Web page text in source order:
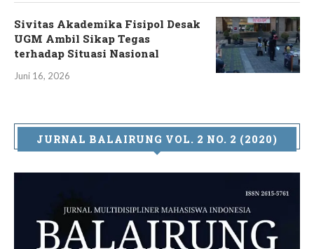
Sivitas Akademika Fisipol Desak
UGM Ambil Sikap Tegas
terhadap Situasi Nasional
Juni 16, 2026
JURNAL BALAIRUNG VOL. 2 NO. 2 (2020)